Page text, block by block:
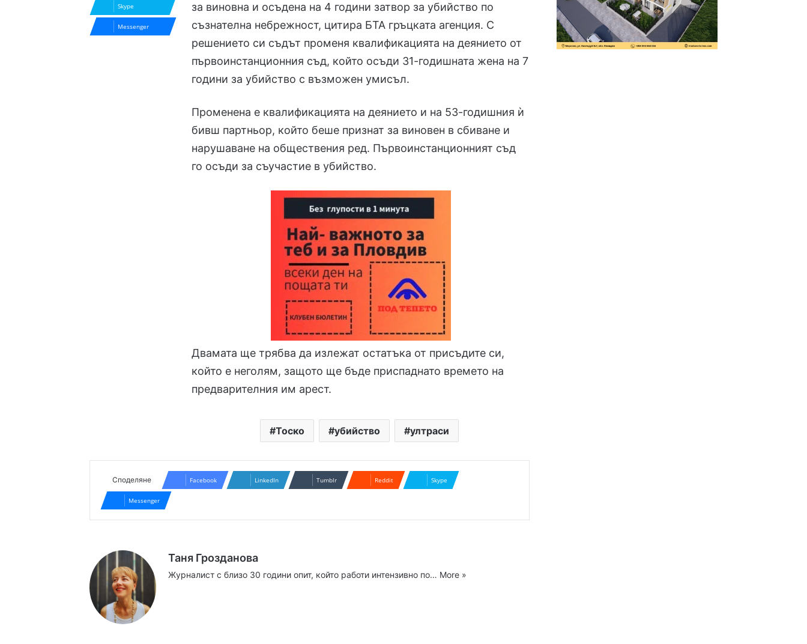
за виновна и осъдена на 4 години затвор за убийство по
съзнателна небрежност, цитира БТА гръцката агенция. С
решението си съдът променя квалификацията на деянието от
първоинстанционния съд, който осъди 31-годишната жена на 7
години за убийство с възможен умисъл.
Променена е квалификацията на деянието и на 53-годишния ѝ
бивш партньор, който беше признат за виновен в сбиване и
нарушаване на обществения ред. Първоинстанционният съд
го осъди за съучастие в убийство.
Двамата ще трябва да излежат остатъка от присъдите си,
който е неголям, защото ще бъде приспаднато времето на
предварителния им арест.
Тоско убийство ултраси
Skype
Messenger
Споделяне Facebook LinkedIn Tumblr Reddit Skype
Messenger
Таня Грозданова
Журналист с близо 30 години опит, който работи интензивно по… More »